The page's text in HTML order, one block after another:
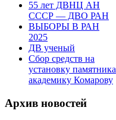
55 лет ДВНЦ АН
СССР — ДВО РАН
ВЫБОРЫ В РАН
2025
ДВ ученый
Сбор средств на
установку памятника
академику Комарову
Архив новостей